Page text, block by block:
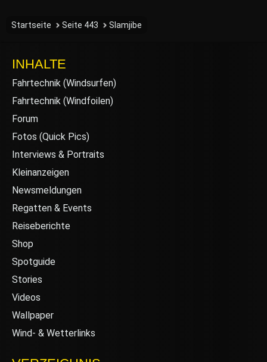
Startseite Seite 443 Slamjibe
INHALTE
Fahrtechnik (Windsurfen)
Fahrtechnik (Windfoilen)
Forum
Fotos (Quick Pics)
Interviews & Portraits
Kleinanzeigen
Newsmeldungen
Regatten & Events
Reiseberichte
Shop
Spotguide
Stories
Videos
Wallpaper
Wind- & Wetterlinks